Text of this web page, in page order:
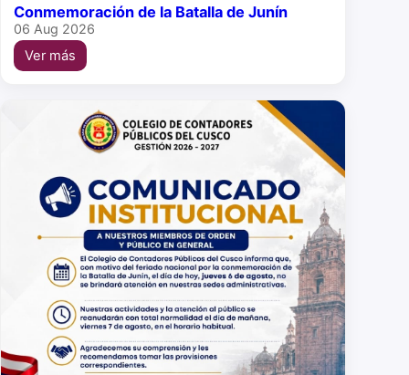
Conmemoración de la Batalla de Junín
06 Aug 2026
Ver más